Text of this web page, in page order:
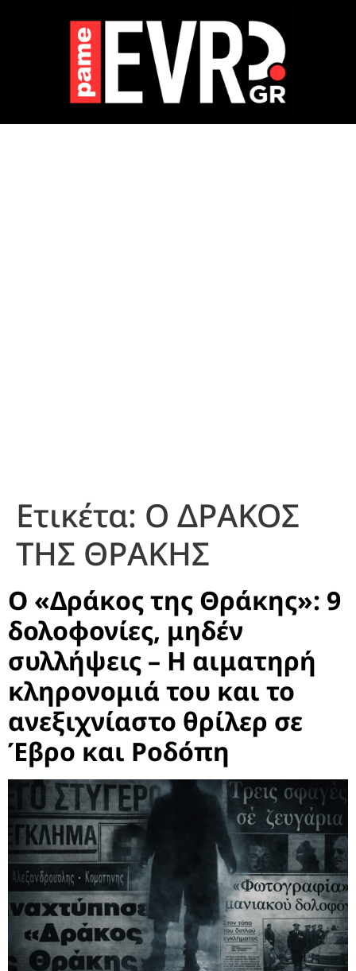
Ετικέτα: Ο ΔΡΑΚΟΣ
ΤΗΣ ΘΡΑΚΗΣ
Ο «Δράκος της Θράκης»: 9
δολοφονίες, μηδέν
συλλήψεις – Η αιματηρή
κληρονομιά του και το
ανεξιχνίαστο θρίλερ σε
Έβρο και Ροδόπη